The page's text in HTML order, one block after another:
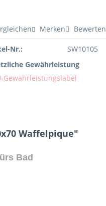
Merken Bewerten
Nr.:
SW10105
Gewährleistung
Waffelpique"
Bad